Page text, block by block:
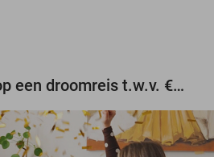
Maak gratis kans op een droomreis t.w.v. €3.000!